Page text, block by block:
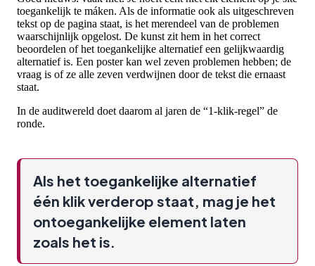
toegankelijk te máken. Als de informatie ook als uitgeschreven
tekst op de pagina staat, is het merendeel van de problemen
waarschijnlijk opgelost. De kunst zit hem in het correct
beoordelen of het toegankelijke alternatief een gelijkwaardig
alternatief is. Een poster kan wel zeven problemen hebben; de
vraag is of ze alle zeven verdwijnen door de tekst die ernaast
staat.
In de auditwereld doet daarom al jaren de “1-klik-regel” de
ronde.
Als het toegankelijke alternatief
één klik verderop staat, mag je het
ontoegankelijke element laten
zoals het is.